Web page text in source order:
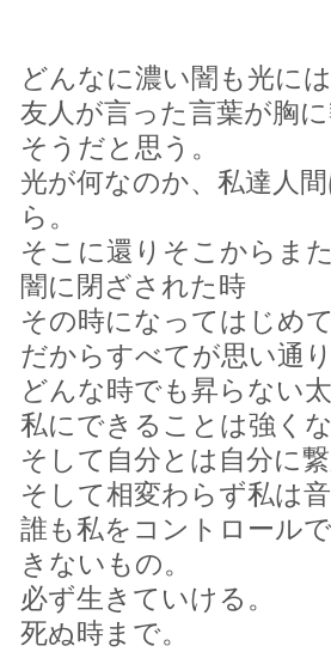
どんなに濃い闇も光には
友人が言った言葉が胸に
そうだと思う。
光が何なのか、私達人
ら。
そこに還りそこからま
闇に閉ざされた時
その時になってはじめ
だからすべてが思い通
どんな時でも昇らない
私にできることは強くな
そして自分とは自分に
そして相変わらず私は
誰も私をコントロール
きないもの。
必ず生きていける。
死ぬ時まで。